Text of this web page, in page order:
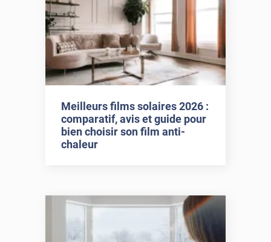
Meilleurs films solaires 2026 :
comparatif, avis et guide pour
bien choisir son film anti-
chaleur